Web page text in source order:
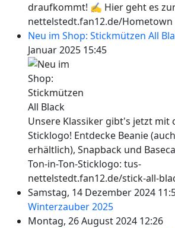
draufkommt! ✍ Hier geht es
nettelstedt.fan12.de/Hometown
Neu im Shop: Stickmützen All
Januar 2025 15:45
Unsere Klassiker gibt's jetzt mit
Sticklogo! Entdecke Beanie
erhältlich), Snapback und
Ton-in-Ton-Sticklogo: tus-
nettelstedt.fan12.de/stick-all-
Samstag, 14 Dezember 2024
Winterzauber 2025
Montag, 26 August 2024 12:26